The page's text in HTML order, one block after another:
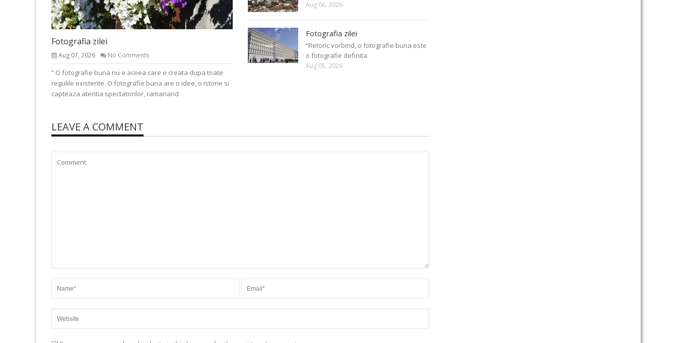
Fotografia zilei
Aug 07, 2026 No Comments
” O fotografie buna nu e aceea care e creata dupa toate
regulile existente. O fotografie buna are o idee, o istorie si
capteaza atentia spectatorilor, ramanand
Aug 06, 2026
Fotografia zilei
“Retoric vorbind, o fotografie buna este
o fotografie definita
Aug 05, 2026
LEAVE A COMMENT